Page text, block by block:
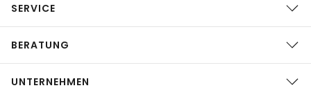
SERVICE
BERATUNG
UNTERNEHMEN